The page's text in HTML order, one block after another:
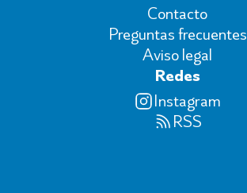
Contacto
Preguntas frecuentes
Aviso legal
Redes
Instagram
RSS